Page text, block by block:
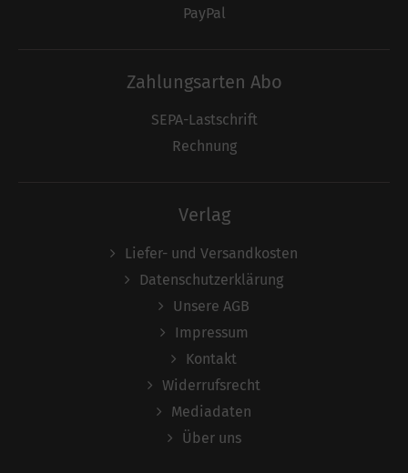
PayPal
Zahlungsarten Abo
SEPA-Lastschrift
Rechnung
Verlag
Liefer- und Versandkosten
Datenschutzerklärung
Unsere AGB
Impressum
Kontakt
Widerrufsrecht
Mediadaten
Über uns